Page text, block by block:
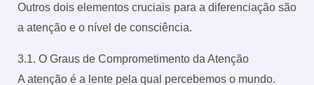
Outros dois elementos cruciais para a diferenciação são
a atenção e o nível de consciência.
3.1. O Graus de Comprometimento da Atenção
A atenção é a lente pela qual percebemos o mundo.